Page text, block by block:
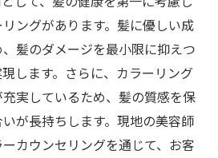
ングがあります。髪に優しい成
髪のダメージを最小限に抑えつ
します。さらに、カラーリング
実しているため、髪の質感を保
が長持ちします。現地の美容師
カウンセリングを通じて、お客